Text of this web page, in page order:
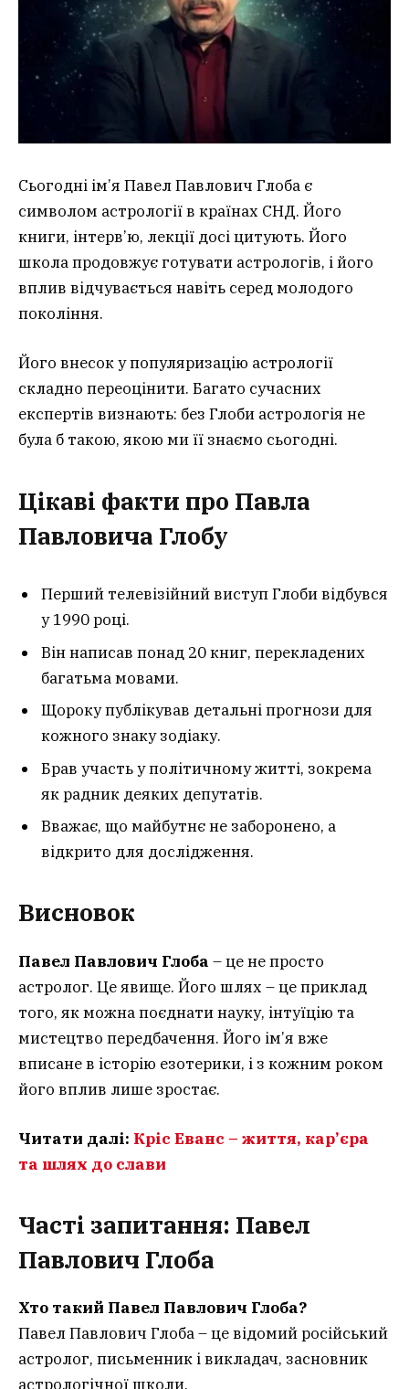
Сьогодні ім’я Павел Павлович Глоба є
символом астрології в країнах СНД. Його
книги, інтерв’ю, лекції досі цитують. Його
школа продовжує готувати астрологів, і його
вплив відчувається навіть серед молодого
покоління.
Його внесок у популяризацію астрології
складно переоцінити. Багато сучасних
експертів визнають: без Глоби астрологія не
була б такою, якою ми її знаємо сьогодні.
Цікаві факти про Павла
Павловича Глобу
Перший телевізійний виступ Глоби відбувся
у 1990 році.
Він написав понад 20 книг, перекладених
багатьма мовами.
Щороку публікував детальні прогнози для
кожного знаку зодіаку.
Брав участь у політичному житті, зокрема
як радник деяких депутатів.
Вважає, що майбутнє не заборонено, а
відкрито для дослідження.
Висновок
Павел Павлович Глоба – це не просто
астролог. Це явище. Його шлях – це приклад
того, як можна поєднати науку, інтуїцію та
мистецтво передбачення. Його ім’я вже
вписане в історію езотерики, і з кожним роком
його вплив лише зростає.
Читати далі: Кріс Еванс – життя, кар’єра
та шлях до слави
Часті запитання: Павел
Павлович Глоба
Хто такий Павел Павлович Глоба?
Павел Павлович Глоба – це відомий російський
астролог, письменник і викладач, засновник
астрологічної школи.